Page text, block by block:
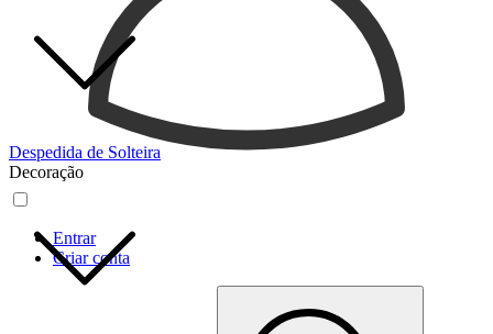
Despedida de Solteira
Decoração
Entrar
Criar conta